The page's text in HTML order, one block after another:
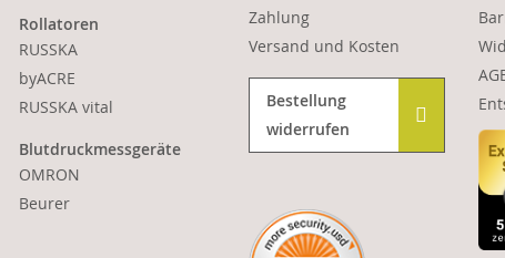
Rollatoren
RUSSKA
byACRE
RUSSKA vital
Blutdruckmessgeräte
OMRON
Beurer
Zahlung
Versand und Kosten
Bestellung
widerrufen